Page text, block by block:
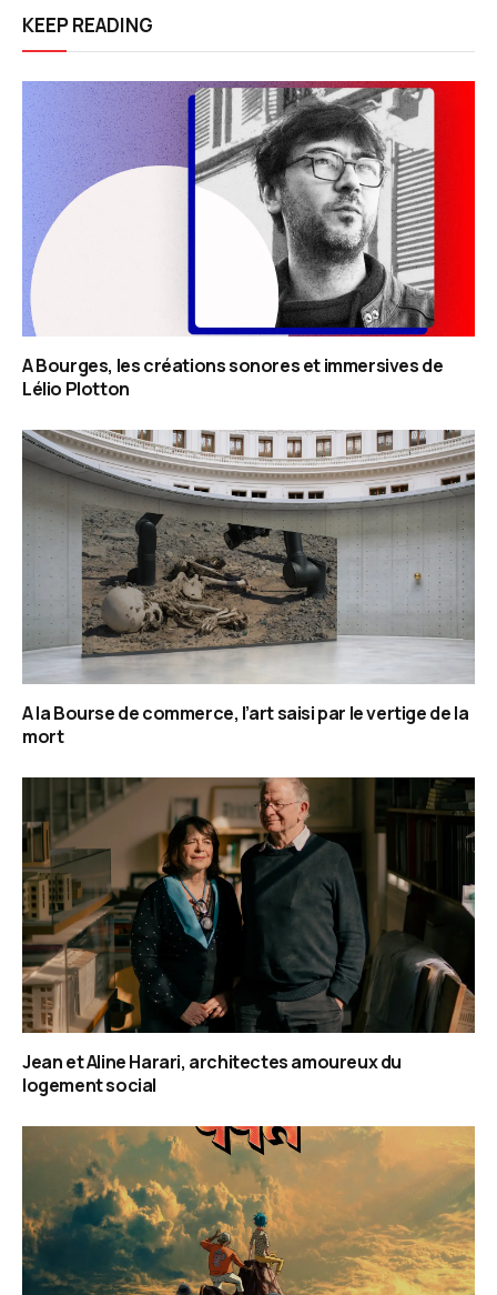
KEEP READING
A Bourges, les créations sonores et immersives de
Lélio Plotton
A la Bourse de commerce, l’art saisi par le vertige de la
mort
Jean et Aline Harari, architectes amoureux du
logement social